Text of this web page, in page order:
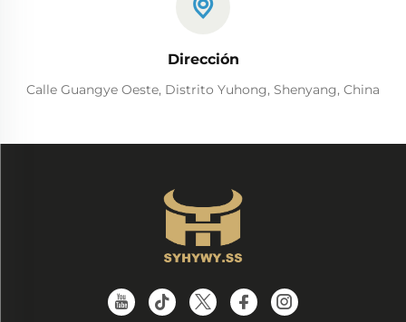
Dirección
Calle Guangye Oeste, Distrito Yuhong, Shenyang, China